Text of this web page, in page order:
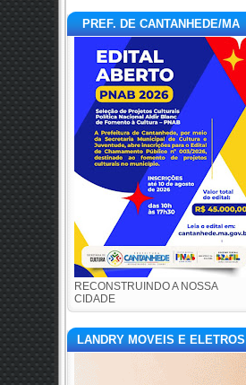
PREF. DE CANTANHEDE/MA
RECONSTRUINDO A NOSSA
CIDADE
LANDRY MOVEIS E ELETROS